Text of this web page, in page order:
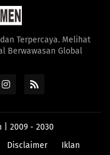
Terpercaya. Melihat
Berwawasan Global
| 2009 - 2030
Disclaimer Iklan